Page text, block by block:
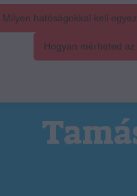
Milyen hatóságokkal kell
Hogyan mérheted